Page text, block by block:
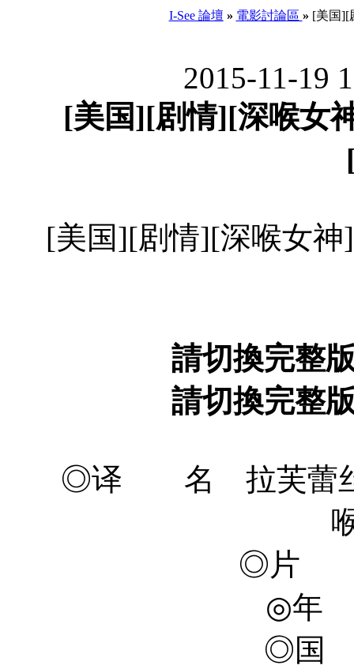
I-See 論壇 » 電影討論區 » [美国][
2015-11-19
[美国][剧情][深喉女
[美国][剧情][深喉女神
請切換完整
請切換完整
◎译 名 拉芙蕾丝/
◎片
◎年
◎国